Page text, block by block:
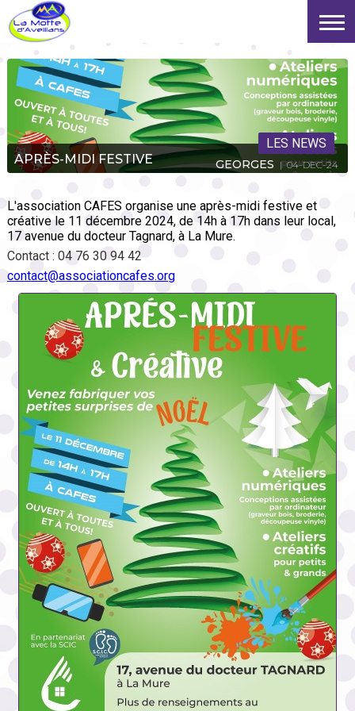
LES NEWS
APRÈS-MIDI FESTIVE
GEORGES | 04-DEC-24
L'association CAFES organise une après-midi festive et
créative le 11 décembre 2024, de 14h à 17h dans leur local,
17 avenue du docteur Tagnard, à La Mure.
Contact : 04 76 30 94 42
contact@associationcafes.org